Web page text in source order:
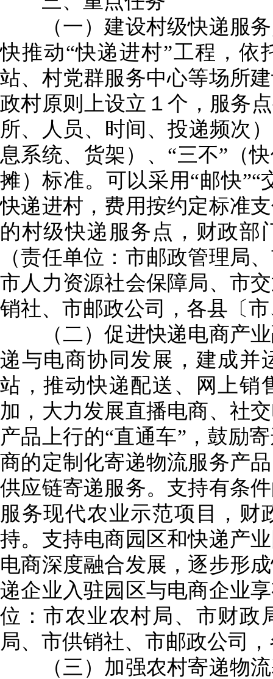
（一）建设村级快递服务
快推动“快递进村”工程，依
站、村党群服务中心等场所
政村原则上设立１个，服务
所、人员、时间、投递频次
息系统、货架）、“三不”（
摊）标准。可以采用“邮快”“
快递进村，费用按约定标准
的村级快递服务点，财政部
（责任单位：市邮政管理局
市人力资源社会保障局、市
销社、市邮政公司，各县〔
（二）促进快递电商产业
递与电商协同发展，建成并
站，推动快递配送、网上销
加，大力发展直播电商、社
产品上行的“直通车”，鼓励
商的定制化寄递物流服务产
供应链寄递服务。支持有条
服务现代农业示范项目，财
持。支持电商园区和快递产
电商深度融合发展，逐步形
递企业入驻园区与电商企业
位：市农业农村局、市财政
局、市供销社、市邮政公司
（三）加强农村寄递物流